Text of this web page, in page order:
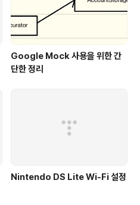
Google Mock 사용을 위한 간
단한 정리
Nintendo DS Lite Wi-Fi 설정